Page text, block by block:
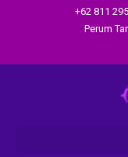
+62 811
Perum